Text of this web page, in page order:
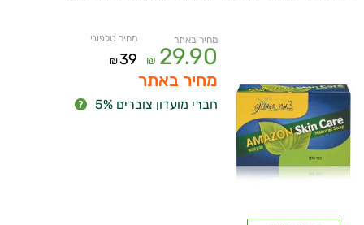
מחיר באתר
29.90
₪
מחיר טלפוני
39
₪
מחיר באתר
חברי מועדון צוברים 5%